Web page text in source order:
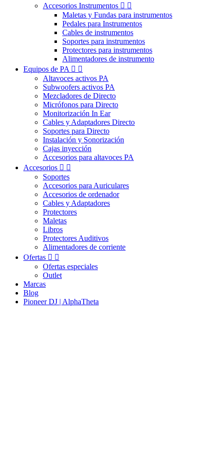
Accesorios Instrumentos  
Maletas y Fundas para instrumentos
Pedales para Instrumentos
Cables de instrumentos
Soportes para instrumentos
Protectores para instrumentos
Alimentadores de instrumento
Equipos de PA  
Altavoces activos PA
Subwoofers activos PA
Mezcladores de Directo
Micrófonos para Directo
Monitorización In Ear
Cables y Adaptadores Directo
Soportes para Directo
Instalación y Sonorización
Cajas inyección
Accesorios para altavoces PA
Accesorios  
Soportes
Accesorios para Auriculares
Accesorios de ordenador
Cables y Adaptadores
Protectores
Maletas
Libros
Protectores Auditivos
Alimentadores de corriente
Ofertas  
Ofertas especiales
Outlet
Marcas
Blog
Pioneer DJ | AlphaTheta